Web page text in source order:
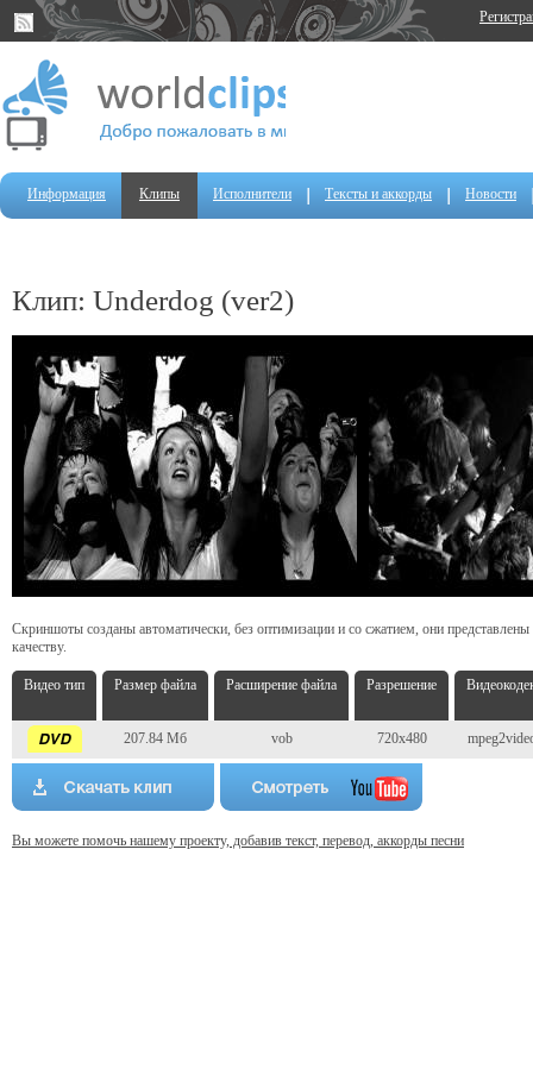
Информация Клипы Исполнители Тексты и аккорды Новости
Клип: Underdog (ver2)
Скриншоты созданы автоматически, без оптимизации и со сжатием, они
качеству.
Видео тип Размер файла Расширение файла Разрешение
207.84 Мб vob 720x480
Вы можете помочь нашему проекту, добавив текст, перевод, аккорды песни